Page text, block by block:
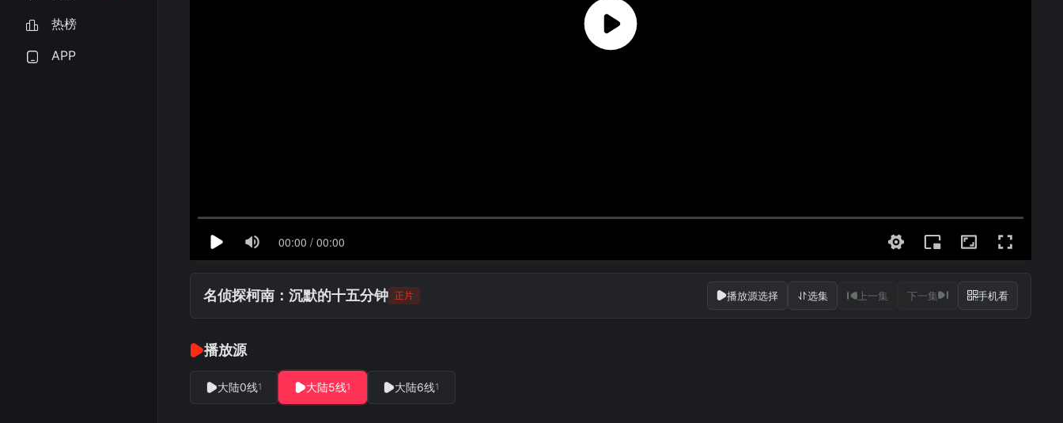
热榜
APP
名侦探柯南：沉默的十五分钟 正片 播放源选择 选集 上一集 下一集 手机看
播放源
大陆0线1 大陆5线1 大陆6线1